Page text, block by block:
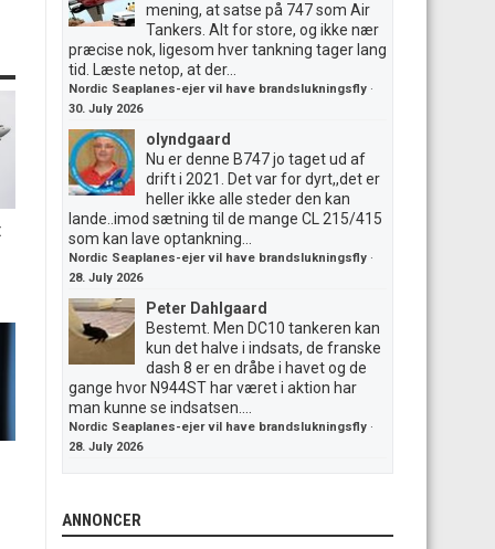
mening, at satse på 747 som Air
Tankers. Alt for store, og ikke nær
præcise nok, ligesom hver tankning tager lang
tid. Læste netop, at der...
Nordic Seaplanes-ejer vil have brandslukningsfly ·
30. July 2026
olyndgaard
Nu er denne B747 jo taget ud af
drift i 2021. Det var for dyrt,,det er
heller ikke alle steder den kan
lande..imod sætning til de mange CL 215/415
som kan lave optankning...
Nordic Seaplanes-ejer vil have brandslukningsfly ·
28. July 2026
Peter Dahlgaard
Bestemt. Men DC10 tankeren kan
kun det halve i indsats, de franske
dash 8 er en dråbe i havet og de
gange hvor N944ST har været i aktion har
man kunne se indsatsen....
Nordic Seaplanes-ejer vil have brandslukningsfly ·
28. July 2026
ANNONCER